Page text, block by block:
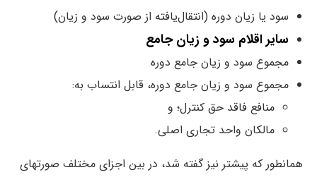
سود یا زیان دوره (انتقال‌یافته از صورت سود و زیان)
سایر اقلام سود و زیان جامع
مجموع سود و زیان جامع دوره
مجموع سود و زیان جامع دوره، قابل انتساب به:
منافع فاقد حق کنترل؛ و
مالکان واحد تجاری اصلی.
همانطور که پیشتر نیز گفته شد، در بین اجزای مختلف صورتهای